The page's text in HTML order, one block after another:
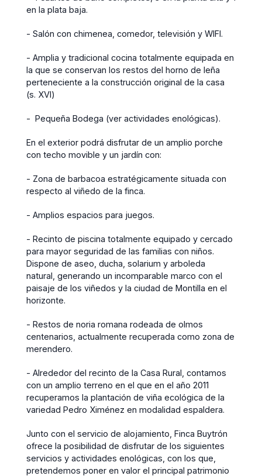
en la plata baja.
- Salón con chimenea, comedor, televisión y WIFI.
- Amplia y tradicional cocina totalmente equipada en
la que se conservan los restos del horno de leña
perteneciente a la construcción original de la casa
(s. XVI)
- Pequeña Bodega (ver actividades enológicas).
En el exterior podrá disfrutar de un amplio porche
con techo movible y un jardín con:
- Zona de barbacoa estratégicamente situada con
respecto al viñedo de la finca.
- Amplios espacios para juegos.
- Recinto de piscina totalmente equipado y cercado
para mayor seguridad de las familias con niños.
Dispone de aseo, ducha, solarium y arboleda
natural, generando un incomparable marco con el
paisaje de los viñedos y la ciudad de Montilla en el
horizonte.
- Restos de noria romana rodeada de olmos
centenarios, actualmente recuperada como zona de
merendero.
- Alrededor del recinto de la Casa Rural, contamos
con un amplio terreno en el que en el año 2011
recuperamos la plantación de viña ecológica de la
variedad Pedro Ximénez en modalidad espaldera.
Junto con el servicio de alojamiento, Finca Buytrón
ofrece la posibilidad de disfrutar de los siguientes
servicios y actividades enológicas, con los que,
pretendemos poner en valor el principal patrimonio